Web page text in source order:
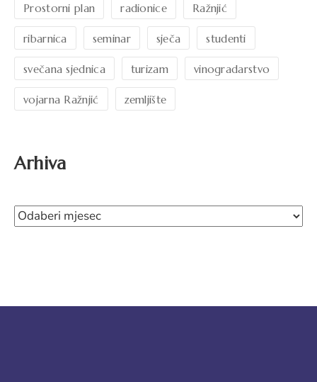
Prostorni plan radionice Ražnjić
ribarnica seminar sječa studenti
svečana sjednica turizam vinogradarstvo
vojarna Ražnjić zemljište
Arhiva